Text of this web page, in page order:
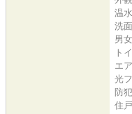
温
洗
男
ト
エ
光
防
住